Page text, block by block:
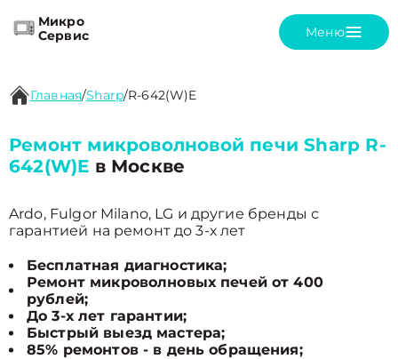
Микро
Сервис
Меню
Главная/Sharp/R-642(W)E
Ремонт микроволновой печи Sharp R-
642(W)E в Москве
Ardo, Fulgor Milano, LG и другие бренды с
гарантией на ремонт до 3-х лет
Бесплатная диагностика;
Ремонт микроволновых печей от 400
рублей;
До 3-х лет гарантии;
Быстрый выезд мастера;
85% ремонтов - в день обращения;